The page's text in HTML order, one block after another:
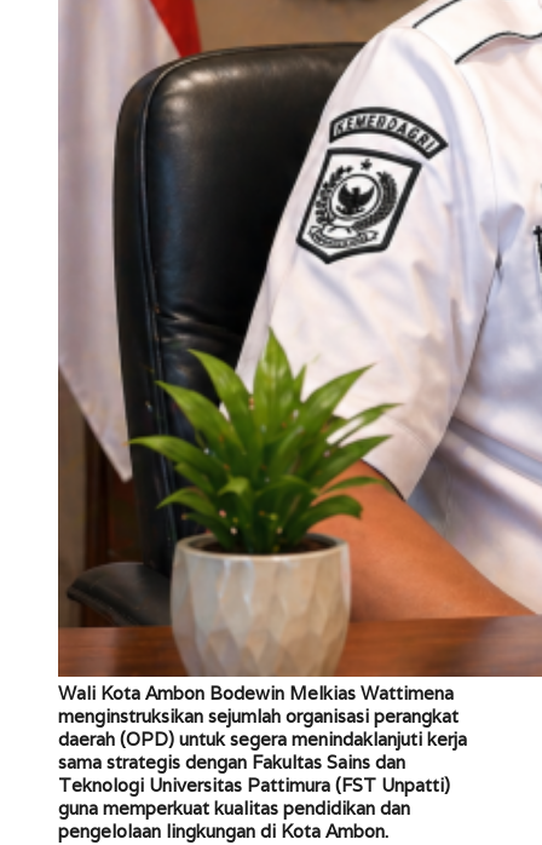
Wali Kota Ambon Bodewin Melkias Wattimena
menginstruksikan sejumlah organisasi perangkat
daerah (OPD) untuk segera menindaklanjuti kerja
sama strategis dengan Fakultas Sains dan
Teknologi Universitas Pattimura (FST Unpatti)
guna memperkuat kualitas pendidikan dan
pengelolaan lingkungan di Kota Ambon.